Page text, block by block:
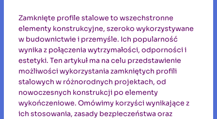
Zamknięte profile stalowe to wszechstronne
elementy konstrukcyjne, szeroko wykorzystywane
w budownictwie i przemyśle. Ich popularność
wynika z połączenia wytrzymałości, odporności i
estetyki. Ten artykuł ma na celu przedstawienie
możliwości wykorzystania zamkniętych profili
stalowych w różnorodnych projektach, od
nowoczesnych konstrukcji po elementy
wykończeniowe. Omówimy korzyści wynikające z
ich stosowania, zasady bezpieczeństwa oraz